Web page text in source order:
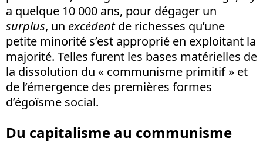
a quelque 10 000 ans, pour dégager un
surplus, un excédentde richesses qu’une
petite minorité s’est approprié en exploitant la
majorité. Telles furent les bases matérielles de
la dissolution du « communisme primitif » et
de l’émergence des premières formes
d’égoïsme social.
Du capitalisme au communisme